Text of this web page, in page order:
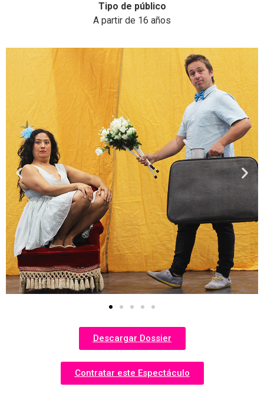
Tipo de público
A partir de 16 años
Descargar Dossier
Contratar este Espectáculo